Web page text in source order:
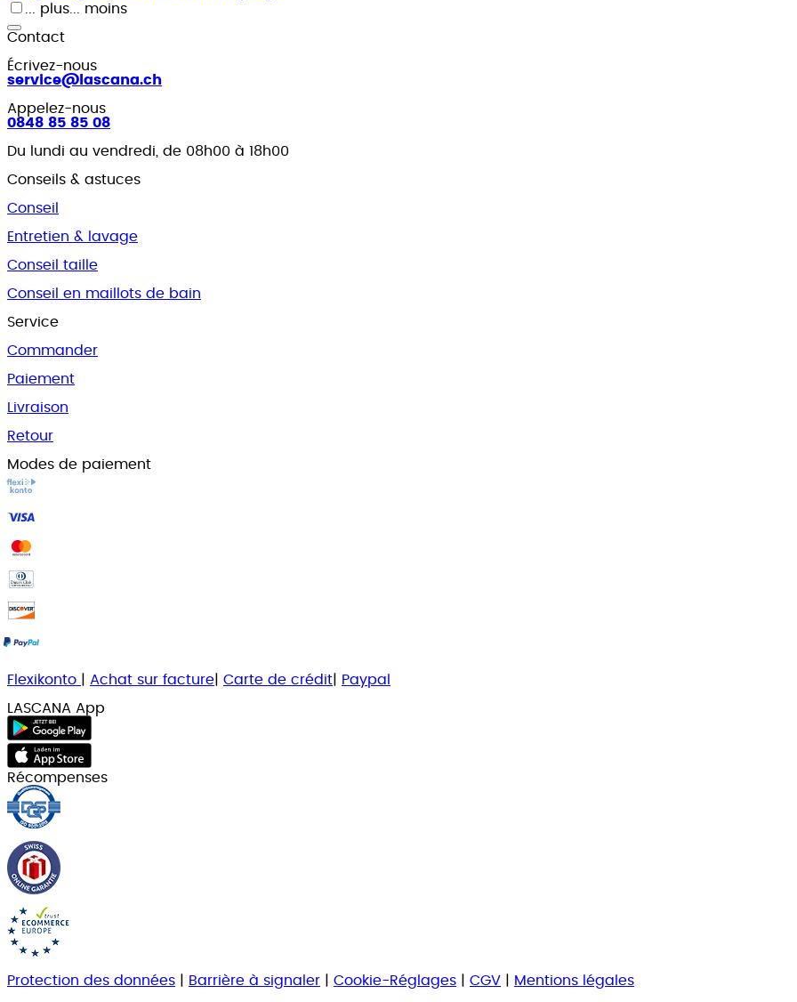
... plus ... moins
Contact
Écrivez-nous
service@lascana.ch
Appelez-nous
0848 85 85 08
Du lundi au vendredi, de 08h00 à 18h00
Conseils & astuces
Conseil
Entretien & lavage
Conseil taille
Conseil en maillots de bain
Service
Commander
Paiement
Livraison
Retour
Modes de paiement
Flexikonto Achat sur facture Carte de crédit
Paypal
LASCANA App
Récompenses
Protection des données Barrière à signaler Cookie-Réglages CGV
Mentions légales